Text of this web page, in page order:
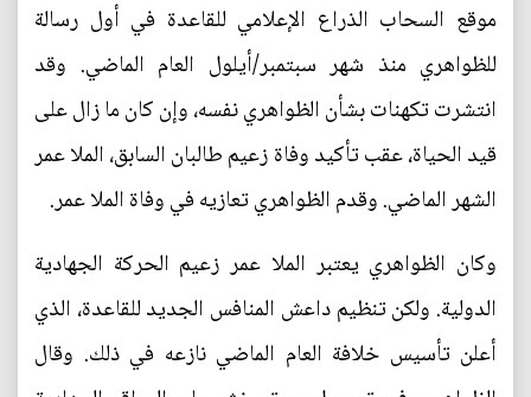
موقع السحاب الذراع الإعلامي للقاعدة في أول رسالة
للظواهري منذ شهر سبتمبر/أيلول العام الماضي. وقد
انتشرت تكهنات بشأن الظواهري نفسه، وإن كان ما زال على
قيد الحياة، عقب تأكيد وفاة زعيم طالبان السابق، الملا عمر
الشهر الماضي. وقدم الظواهري تعازيه في وفاة الملا عمر.
وكان الظواهري يعتبر الملا عمر زعيم الحركة الجهادية
الدولية. ولكن تنظيم داعش المنافس الجديد للقاعدة، الذي
أعلن تأسيس خلافة العام الماضي نازعه في ذلك. وقال